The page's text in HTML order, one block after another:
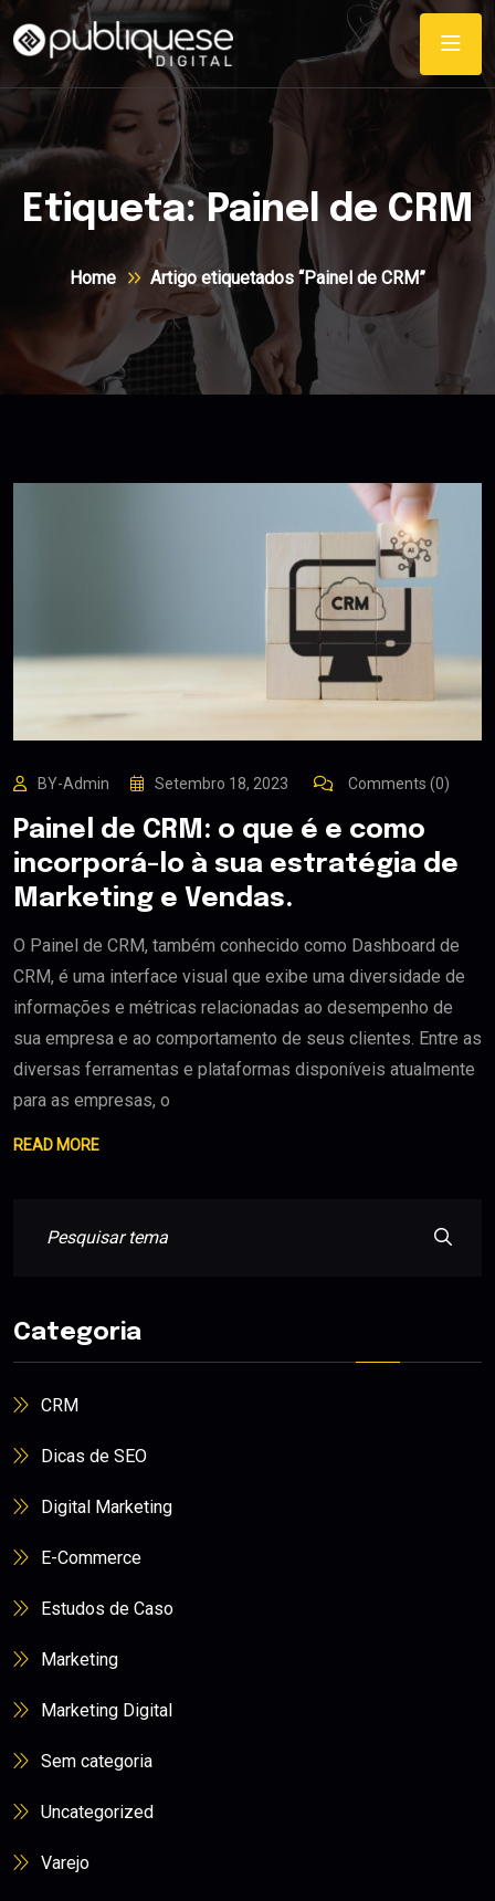
Etiqueta:Painel de CRM
Home Artigo etiquetados “Painel de CRM”
BY-Admin Setembro 18, 2023 Comments (0)
Painel de CRM: o que é e como
incorporá-lo à sua estratégia de
Marketing e Vendas.
O Painel de CRM, também conhecido como Dashboard de
CRM, é uma interface visual que exibe uma diversidade de
informações e métricas relacionadas ao desempenho de
sua empresa e ao comportamento de seus clientes. Entre as
diversas ferramentas e plataformas disponíveis atualmente
para as empresas, o
READ MORE
Categoria
CRM
Dicas de SEO
Digital Marketing
E-Commerce
Estudos de Caso
Marketing
Marketing Digital
Sem categoria
Uncategorized
Varejo